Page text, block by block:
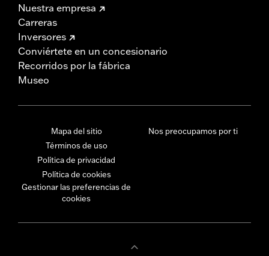
Nuestra empresa
Carreras
Inversores
Conviértete en un concesionario
Recorridos por la fábrica
Museo
Mapa del sitio
Términos de uso
Política de privacidad
Política de cookies
Gestionar las preferencias de
cookies
Nos preocupamos por ti